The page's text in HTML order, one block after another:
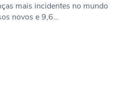
mais incidentes no mundo
novos e 9,6…